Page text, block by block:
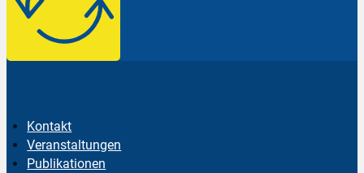
Kontakt
Veranstaltungen
Publikationen